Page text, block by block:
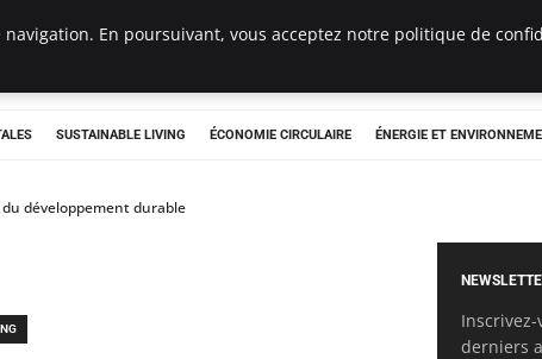
SUSTAINABLE LIVING ÉCONOMIE CIRCULAIRE ÉNERGIE ET
développement durable
derniers
En poursuivant, vous acceptez notre politique de